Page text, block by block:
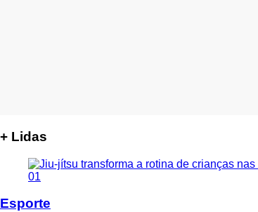
+ Lidas
01
Esporte